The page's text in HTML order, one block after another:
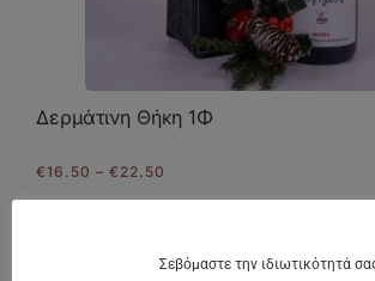
Δερμάτινη Θήκη 1Φ
€16.50 – € 22.50
€22.50
Σεβόμαστε την ιδιωτικότητά